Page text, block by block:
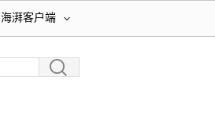
海湃客户端